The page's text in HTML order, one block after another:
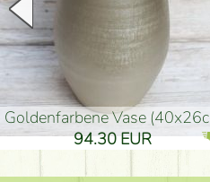
goldenfarbene Vase (40x26cm)
94.30 EUR